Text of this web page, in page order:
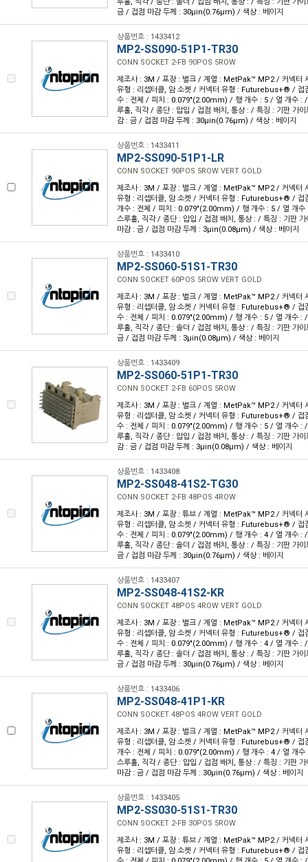
금 / 접점 마감 두께 : 30µin(0.76µm) / 색상 : 베이지
상품번호 : 1433412
MP2-SS090-51P1-TR30
CONN SOCKET 2-FB 90POS 5ROW
제조사 : 3M / 포장 : 벌크 / 계열 : MetPak™ MP2 / 커넥터
유형 : 리셉터클, 암 소켓 / 커넥터 유형 : Futurebus+® / 접
수 : 전체 / 피치 : 0.079"(2.00mm) / 행 개수 : 5 / 열 개수 : /
루홀, 직각 / 종단 : 압입 / 접점 배치, 통상 : / 특징 : 기판 가
감 : 금 / 접점 마감 두께 : 30µin(0.76µm) / 색상 : 베이지
상품번호 : 1433411
MP2-SS090-51P1-LR
CONN SOCKET 90POS 5ROW VERT GOLD
제조사 : 3M / 포장 : 벌크 / 계열 : MetPak™ MP2 / 커넥터
유형 : 리셉터클, 암 소켓 / 커넥터 유형 : Futurebus+® / 접
개수 : 전체 / 피치 : 0.079"(2.00mm) / 행 개수 : 5 / 열 개수
스루홀, 직각 / 종단 : 압입 / 접점 배치, 통상 : / 특징 : 기판
마감 : 금 / 접점 마감 두께 : 3µin(0.08µm) / 색상 : 베이지
상품번호 : 1433410
MP2-SS060-51S1-TR30
CONN SOCKET 60POS 5ROW VERT GOLD
제조사 : 3M / 포장 : 벌크 / 계열 : MetPak™ MP2 / 커넥터
유형 : 리셉터클, 암 소켓 / 커넥터 유형 : Futurebus+® / 접
수 : 전체 / 피치 : 0.079"(2.00mm) / 행 개수 : 5 / 열 개수 : /
루홀, 직각 / 종단 : 솔더 / 접점 배치, 통상 : / 특징 : 기판 가
금 / 접점 마감 두께 : 3µin(0.08µm) / 색상 : 베이지
상품번호 : 1433409
MP2-SS060-51P1-TR30
CONN SOCKET 2-FB 60POS 5ROW
제조사 : 3M / 포장 : 벌크 / 계열 : MetPak™ MP2 / 커넥터
유형 : 리셉터클, 암 소켓 / 커넥터 유형 : Futurebus+® / 접
수 : 전체 / 피치 : 0.079"(2.00mm) / 행 개수 : 5 / 열 개수 : /
루홀, 직각 / 종단 : 압입 / 접점 배치, 통상 : / 특징 : 기판 가
감 : 금 / 접점 마감 두께 : 3µin(0.08µm) / 색상 : 베이지
상품번호 : 1433408
MP2-SS048-41S2-TG30
CONN SOCKET 2-FB 48POS 4ROW
제조사 : 3M / 포장 : 튜브 / 계열 : MetPak™ MP2 / 커넥터
유형 : 리셉터클, 암 소켓 / 커넥터 유형 : Futurebus+® / 접
수 : 전체 / 피치 : 0.079"(2.00mm) / 행 개수 : 4 / 열 개수 : /
루홀, 직각 / 종단 : 솔더 / 접점 배치, 통상 : / 특징 : 기판 가
금 / 접점 마감 두께 : 30µin(0.76µm) / 색상 : 베이지
상품번호 : 1433407
MP2-SS048-41S2-KR
CONN SOCKET 48POS 4ROW VERT GOLD
제조사 : 3M / 포장 : 벌크 / 계열 : MetPak™ MP2 / 커넥터
유형 : 리셉터클, 암 소켓 / 커넥터 유형 : Futurebus+® / 접
수 : 전체 / 피치 : 0.079"(2.00mm) / 행 개수 : 4 / 열 개수 : /
루홀, 직각 / 종단 : 솔더 / 접점 배치, 통상 : / 특징 : 기판 가
금 / 접점 마감 두께 : 30µin(0.76µm) / 색상 : 베이지
상품번호 : 1433406
MP2-SS048-41P1-KR
CONN SOCKET 48POS 4ROW VERT GOLD
제조사 : 3M / 포장 : 벌크 / 계열 : MetPak™ MP2 / 커넥터
유형 : 리셉터클, 암 소켓 / 커넥터 유형 : Futurebus+® / 접
개수 : 전체 / 피치 : 0.079"(2.00mm) / 행 개수 : 4 / 열 개수
스루홀, 직각 / 종단 : 압입 / 접점 배치, 통상 : / 특징 : 기판
마감 : 금 / 접점 마감 두께 : 30µin(0.76µm) / 색상 : 베이지
상품번호 : 1433405
MP2-SS030-51S1-TR30
CONN SOCKET 2-FB 30POS 5ROW
제조사 : 3M / 포장 : 튜브 / 계열 : MetPak™ MP2 / 커넥터
유형 : 리셉터클, 암 소켓 / 커넥터 유형 : Futurebus+® / 접